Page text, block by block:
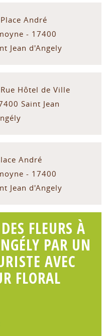
André
- 17400
Jean d'Angely
Hôtel de Ville
Saint Jean
André
- 17400
Jean d'Angely
FLEURS À
PAR UN
AVEC
FLORAL